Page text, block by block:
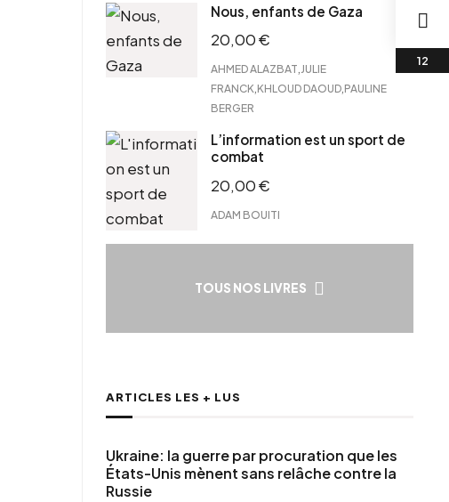
Nous, enfants de Gaza
20,00€
AHMED ALAZBAT JULIE
FRANCK KHLOUD DAOUD PAULINE
BERGER
L’information est un sport de
combat
20,00€
ADAM BOUITI
TOUS NOS LIVRES
ARTICLES LES + LUS
Ukraine: la guerre par procuration que les
États-Unis mènent sans relâche contre la
Russie